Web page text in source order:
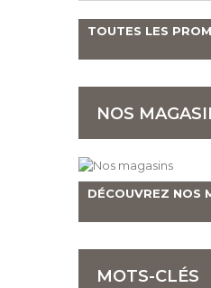
TOUTES LES
NOS
DÉCOUVREZ NOS
MOTS-CLÉS